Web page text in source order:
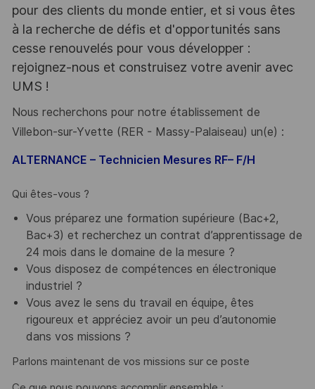
pour des clients du monde entier, et si vous êtes
à la recherche de défis et d'opportunités sans
cesse renouvelés pour vous développer :
rejoignez-nous et construisez votre avenir avec
UMS !
Nous recherchons pour notre établissement de
Villebon-sur-Yvette (RER - Massy-Palaiseau) un(e) :
ALTERNANCE – Technicien Mesures RF– F/H
Qui êtes-vous ?
Vous préparez une formation supérieure (Bac+2,
Bac+3) et recherchez un contrat d’apprentissage de
24 mois dans le domaine de la mesure ?
Vous disposez de compétences en électronique
industriel ?
Vous avez le sens du travail en équipe, êtes
rigoureux et appréciez avoir un peu d’autonomie
dans vos missions ?
Parlons maintenant de vos missions sur ce poste